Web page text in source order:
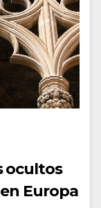
ocultos
Europa